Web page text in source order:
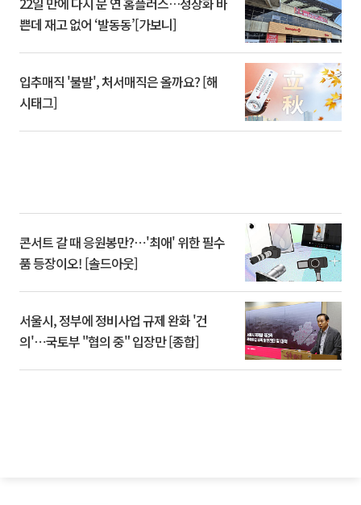
쁜데 재고 없어 ‘발동동’[가보니]
입추매직 '불발', 처서매직은 올까요? [해
시태그]
콘서트 갈 때 응원봉만?⋯'최애' 위한 필수
품 등장이오! [솔드아웃]
서울시, 정부에 정비사업 규제 완화 '건
의'⋯국토부 "협의 중" 입장만 [종합]